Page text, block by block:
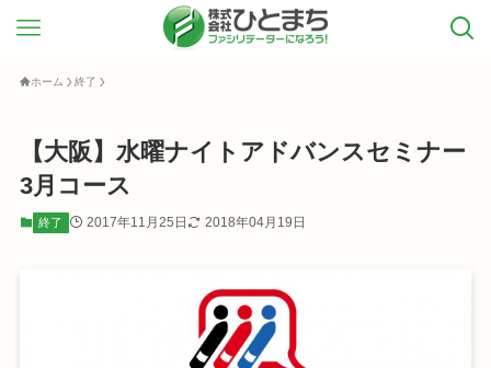
ホーム 終了
【大阪】水曜ナイトアドバンスセミナー
3月コース
終了 2017年11月25日 2018年04月19日